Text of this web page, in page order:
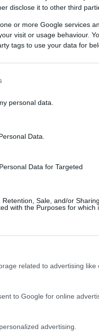
disclose it to other third
or more Google services
visit or usage behaviour.
tags to use your data for
personal data.
Data.
Data for Targeted
Sale, and/or Sharing
with the Purposes for which
related to advertising like
to Google for online
advertising.
több mint tízezer
is volt.
különösebben nem felügyeli
az új, érintkezésmentes,
utaló jelek kiszűrését.
követ el, aki